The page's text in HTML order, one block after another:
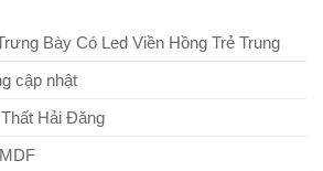
Bày Có Led Viền Hồng Trẻ Trung
cập nhật
Hải Đăng